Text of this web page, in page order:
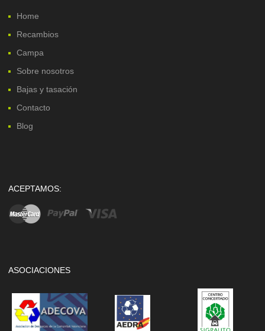
Home
Recambios
Campa
Sobre nosotros
Bajas y tasación
Contacto
Blog
ACEPTAMOS:
ASOCIACIONES